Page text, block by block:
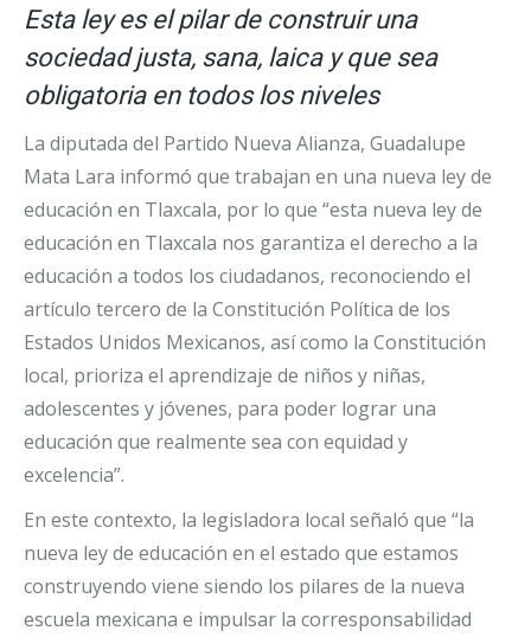
Esta ley es el pilar de construir una
sociedad justa, sana, laica y que sea
obligatoria en todos los niveles
La diputada del Partido Nueva Alianza, Guadalupe
Mata Lara informó que trabajan en una nueva ley de
educación en Tlaxcala, por lo que “esta nueva ley de
educación en Tlaxcala nos garantiza el derecho a la
educación a todos los ciudadanos, reconociendo el
artículo tercero de la Constitución Política de los
Estados Unidos Mexicanos, así como la Constitución
local, prioriza el aprendizaje de niños y niñas,
adolescentes y jóvenes, para poder lograr una
educación que realmente sea con equidad y
excelencia”.
En este contexto, la legisladora local señaló que “la
nueva ley de educación en el estado que estamos
construyendo viene siendo los pilares de la nueva
escuela mexicana e impulsar la corresponsabilidad